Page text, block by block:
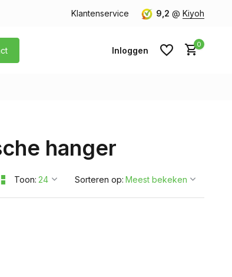
Gratis verzending v.a. € 40,- (Alleen Nederland)
Klantenservice 9,2 @ Kiyoh
Inloggen
Account aanmaken
0
hanger
Toon: Sorteren op: